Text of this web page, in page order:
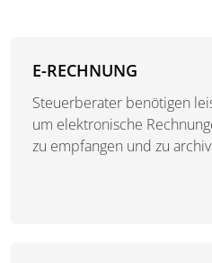
E-RECHNUNG
Steuerberater benötigen
um elektronische
zu empfangen und zu